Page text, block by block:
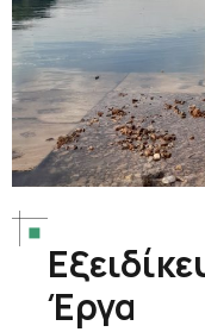
Έργα